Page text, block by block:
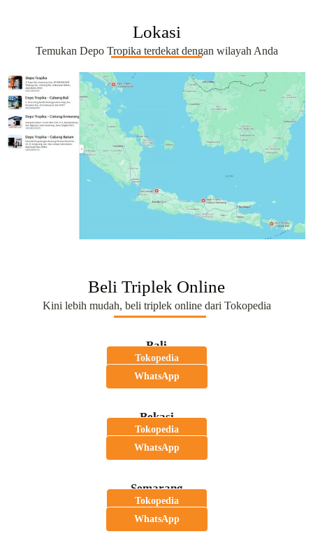
Lokasi
Temukan Depo Tropika terdekat dengan wilayah Anda
Beli Triplek Online
Kini lebih mudah, beli triplek online dari Tokopedia
Bali
Tokopedia
WhatsApp
Bekasi
Tokopedia
WhatsApp
Semarang
Tokopedia
WhatsApp